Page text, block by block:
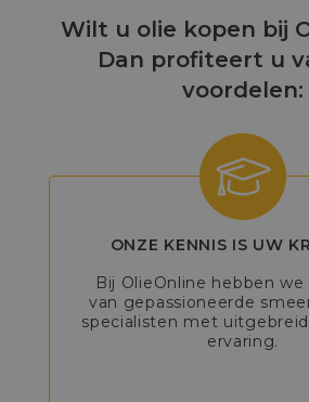
Wilt u olie kopen bij
Dan profiteert u
voordelen:
ONZE KENNIS IS UW
Bij OlieOnline hebben
van gepassioneerde
specialisten met
ervaring.